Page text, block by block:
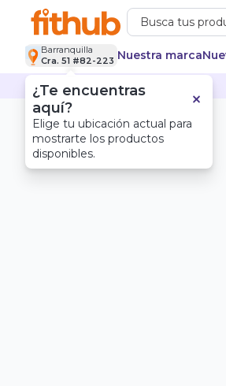
Barranquilla
Cra. 51 #82-223 Nuestra marca
¿Te encuentras
aquí?
Elige tu ubicación actual para
mostrarte los productos
disponibles.